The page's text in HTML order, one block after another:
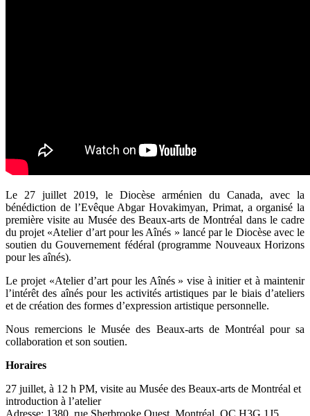
Le 27 juillet 2019, le Diocèse arménien du Canada, avec la
bénédiction de l’Evêque Abgar Hovakimyan, Primat, a organisé la
première visite au Musée des Beaux-arts de Montréal dans le cadre
du projet «Atelier d’art pour les Aînés » lancé par le Diocèse avec le
soutien du Gouvernement fédéral (programme Nouveaux Horizons
pour les aînés).
Le projet «Atelier d’art pour les Aînés » vise à initier et à maintenir
l’intérêt des aînés pour les activités artistiques par le biais d’ateliers
et de création des formes d’expression artistique personnelle.
Nous remercions le Musée des Beaux-arts de Montréal pour sa
collaboration et son soutien.
Horaires
27 juillet, à 12 h PM, visite au Musée des Beaux-arts de Montréal et
introduction à l’atelier
Adresse: 1380, rue Sherbrooke Ouest, Montréal, QC H3G 1J5